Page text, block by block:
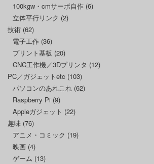
100kgw・cmサーボ自作 (6)
立体平行リンク (2)
技術 (62)
電子工作 (36)
プリント基板 (20)
CNC工作機／3Dプリンタ (12)
PC／ガジェットetc (103)
パソコンのあれこれ (62)
Raspberry Pi (9)
Appleガジェット (22)
趣味 (76)
アニメ・コミック (19)
映画 (4)
ゲーム (13)